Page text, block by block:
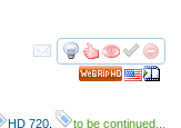
смотреть
HD 720 to be continued...